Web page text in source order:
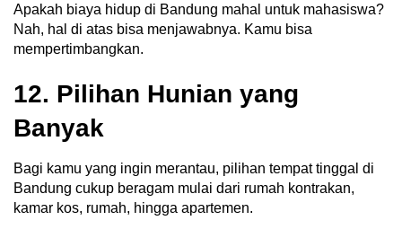
Apakah biaya hidup di Bandung mahal untuk mahasiswa?
Nah, hal di atas bisa menjawabnya. Kamu bisa
mempertimbangkan.
12. Pilihan Hunian yang
Banyak
Bagi kamu yang ingin merantau, pilihan tempat tinggal di
Bandung cukup beragam mulai dari rumah kontrakan,
kamar kos, rumah, hingga apartemen.